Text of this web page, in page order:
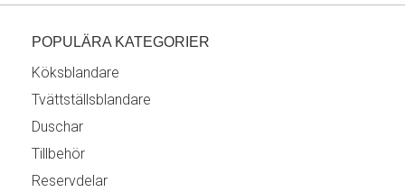
POPULÄRA KATEGORIER
Köksblandare
Tvättställsblandare
Duschar
Tillbehör
Reservdelar